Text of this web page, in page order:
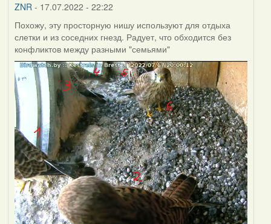
ZNR- 17.07.2022 - 22:22
Похожу, эту просторную нишу используют для отдыха
слетки и из соседних гнезд. Радует, что обходится без
конфликтов между разными "семьями"